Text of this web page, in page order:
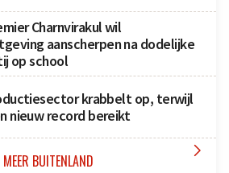
Charnvirakul wil
aanscherpen na dodelijke
op school
krabbelt op, terwijl
nieuw record bereikt
MEER BUITENLAND 